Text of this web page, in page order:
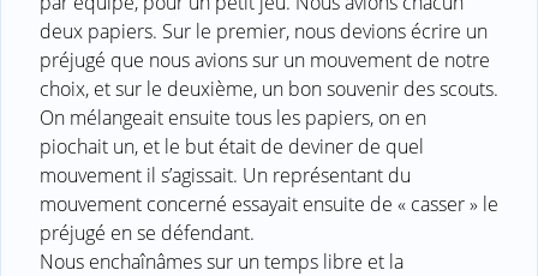
deux papiers. Sur le premier, nous devions écrire un
préjugé que nous avions sur un mouvement de notre
choix, et sur le deuxième, un bon souvenir des scouts.
On mélangeait ensuite tous les papiers, on en
piochait un, et le but était de deviner de quel
mouvement il s’agissait. Un représentant du
mouvement concerné essayait ensuite de « casser » le
préjugé en se défendant.
Nous enchaînâmes sur un temps libre et la